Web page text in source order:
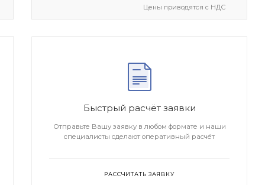
Цены приводятся с НДС
Быстрый расчёт заявки
Отправьте Вашу заявку в любом формате и наши
специалисты сделают оперативный расчёт
РАССЧИТАТЬ ЗАЯВКУ